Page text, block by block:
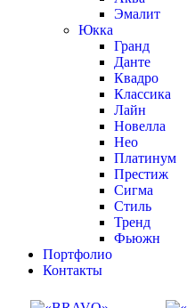
Эмалит
Юкка
Гранд
Данте
Квадро
Классика
Лайн
Новелла
Нео
Платинум
Престиж
Сигма
Стиль
Тренд
Фьюжн
Портфолио
Контакты